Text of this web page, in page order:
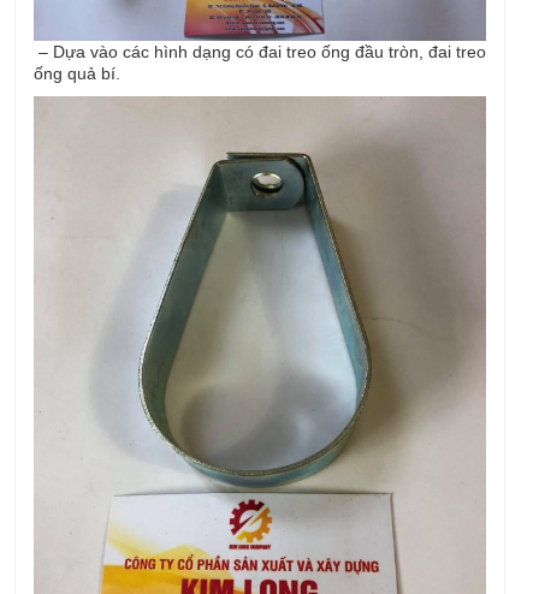
– Dựa vào các hình dạng có đai treo ống đầu tròn, đai treo
ống quả bí.